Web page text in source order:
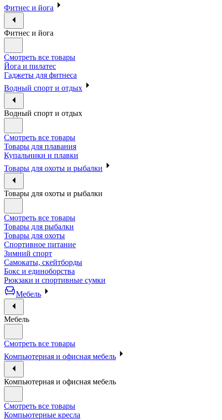
Фитнес и йога
Фитнес и йога
Смотреть все товары
Йога и пилатес
Гаджеты для фитнеса
Водный спорт и отдых
Водный спорт и отдых
Смотреть все товары
Товары для плавания
Купальники и плавки
Товары для охоты и рыбалки
Товары для охоты и рыбалки
Смотреть все товары
Товары для рыбалки
Товары для охоты
Спортивное питание
Зимний спорт
Самокаты, скейтборды
Бокс и единоборства
Рюкзаки и спортивные сумки
Мебель
Мебель
Смотреть все товары
Компьютерная и офисная мебель
Компьютерная и офисная мебель
Смотреть все товары
Компьютерные кресла